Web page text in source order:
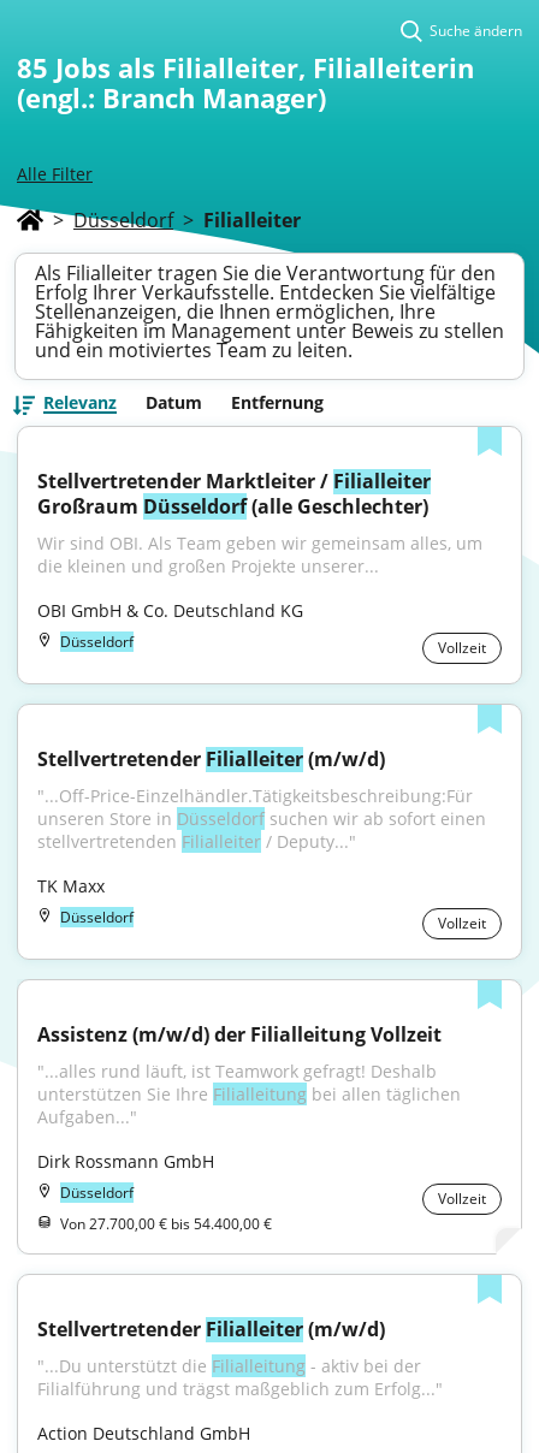
Alle Filter
Suche ändern
85 Jobs als Filialleiter, Filialleiterin
(engl.: Branch Manager)
> Düsseldorf > Filialleiter
Als Filialleiter tragen Sie die Verantwortung für den
Erfolg Ihrer Verkaufsstelle. Entdecken Sie vielfältige
Stellenanzeigen, die Ihnen ermöglichen, Ihre
Fähigkeiten im Management unter Beweis zu stellen
und ein motiviertes Team zu leiten.
Relevanz Datum Entfernung
Stellvertretender Marktleiter / Filialleiter
Großraum Düsseldorf (alle Geschlechter)
Wir sind OBI. Als Team geben wir gemeinsam alles, um
die kleinen und großen Projekte unserer...
OBI GmbH & Co. Deutschland KG
Düsseldorf Vollzeit
Stellvertretender Filialleiter (m/w/d)
"...Off-Price-Einzelhändler.Tätigkeitsbeschreibung:Für
unseren Store in Düsseldorf suchen wir ab sofort einen
stellvertretenden Filialleiter / Deputy..."
TK Maxx
Düsseldorf Vollzeit
Assistenz (m/w/d) der Filialleitung Vollzeit
"...alles rund läuft, ist Teamwork gefragt! Deshalb
unterstützen Sie Ihre Filialleitung bei allen täglichen
Aufgaben..."
Dirk Rossmann GmbH
Düsseldorf
Vollzeit
Von 27.700,00 € bis 54.400,00 €
Stellvertretender Filialleiter (m/w/d)
"...Du unterstützt die Filialleitung - aktiv bei der
Filialführung und trägst maßgeblich zum Erfolg..."
Action Deutschland GmbH